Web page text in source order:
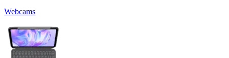
Webcams